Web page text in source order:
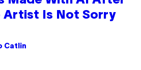
Is Not Sorry
Catlin